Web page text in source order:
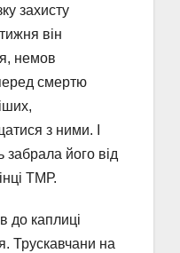
захисту
він
немов
смертю
з ними. І
забрала його від
ТМР.
до каплиці
Трускавчани на